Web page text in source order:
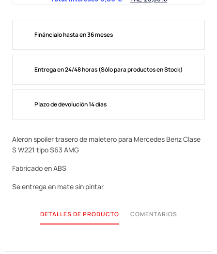
Fináncialo hasta en 36 meses
Entrega en 24/48 horas (Sólo para productos en Stock)
Plazo de devolución 14 días
Aleron spoiler trasero de maletero para Mercedes Benz Clase
S W221 tipo S63 AMG
Fabricado en ABS
Se entrega en mate sin pintar
DETALLES DE PRODUCTO COMENTARIOS